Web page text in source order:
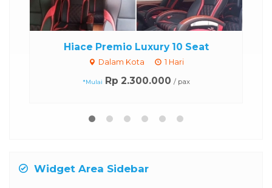
Bus Pariwisata 33/35 Seat
Dalam Kota
*Mulai Rp 2.400.000
Widget Area Sidebar